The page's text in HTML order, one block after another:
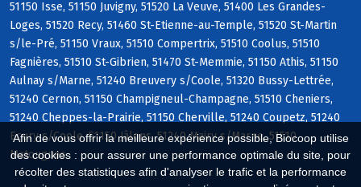
Afin de vous offrir la meilleure expérience possible, Biocoop utilise
des cookies : pour assurer une performance optimale du site, pour
récolter des statistiques afin d'analyser le trafic et la performance
51150 Isse, 51150 Juvigny, 51520 La Veuve, 51400 Les Grandes-
Loges, 51520 Recy, 51460 St-Etienne-au-Temple, 51520 St-Martin
s/le-Pré, 51150 Vraux, 51510 Compertrix, 51510 Coolus, 51510
Fagnières, 51510 St-Gibrien, 51470 St-Memmie, 51150 Athis, 51150
Aulnay s/Marne, 51240 Breuvery s/Coole, 51320 Bussy-Lettrée,
51240 Cernon, 51150 Champigneul-Champagne, 51510 Cheniers,
51240 Cheppes-la-Prairie, 51150 Cherville, 51240 Coupetz, 51240
Ecury s/Coole, 51150 Jâlons, 51240 Mairy s/Marne, 51510
Matougues